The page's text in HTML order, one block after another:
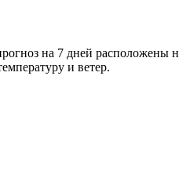
на 7 дней расположены
и ветер.